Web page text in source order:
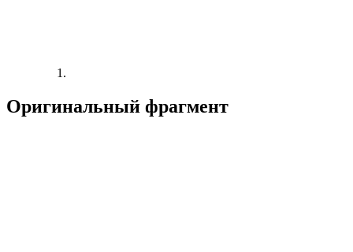
Оригинальный фрагмент